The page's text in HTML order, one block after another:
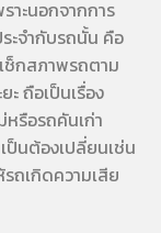
าะนอกจากการ
ะจำกับรถนั้น คือ
ช็กสภาพรถตาม
ะ ถือเป็นเรื่อง
หรือรถคันเก่า
ป็นต้องเปลี่ยนเช่น
รถเกิดความเสีย